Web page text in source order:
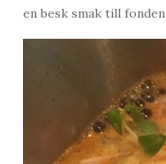
en besk smak till